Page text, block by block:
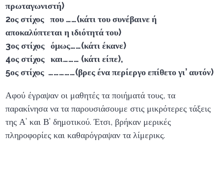
πρωταγωνιστή)
2ος στίχος που ……(κάτι του συνέβαινε ή
αποκαλύπτεται η ιδιότητά του)
3ος στίχος όμως……(κάτι έκανε)
4ος στίχος και……… (κάτι είπε),
5ος στίχος ……………(βρες ένα περίεργο επίθετο γι’ αυτόν)
Αφού έγραψαν οι μαθητές τα ποιήματά τους, τα
παρακίνησα να τα παρουσιάσουμε στις μικρότερες τάξεις
της Α’ και Β’ δημοτικού. Έτσι, βρήκαν μερικές
πληροφορίες και καθαρόγραψαν τα λίμερικς.